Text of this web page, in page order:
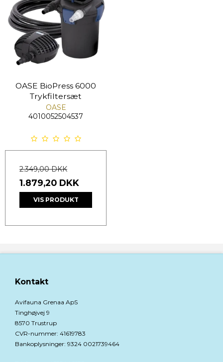
OASE BioPress 6000
Trykfiltersæt
OASE
4010052504537
2.349,00 DKK
1.879,20 DKK
VIS PRODUKT
Kontakt
Avifauna Grenaa ApS
Tinghøjvej 9
8570 Trustrup
CVR-nummer: 41619783
Bankoplysninger: 9324 0021739464